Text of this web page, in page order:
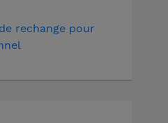
rechange pour